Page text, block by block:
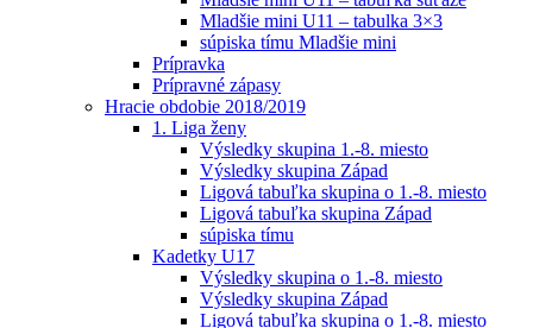
Mladšie mini U11 – tabulka 3×3
súpiska tímu Mladšie mini
Prípravka
Prípravné zápasy
Hracie obdobie 2018/2019
1. Liga ženy
Výsledky skupina 1.-8. miesto
Výsledky skupina Západ
Ligová tabuľka skupina o 1.-8. miesto
Ligová tabuľka skupina Západ
súpiska tímu
Kadetky U17
Výsledky skupina o 1.-8. miesto
Výsledky skupina Západ
Ligová tabuľka skupina o 1.-8. miesto